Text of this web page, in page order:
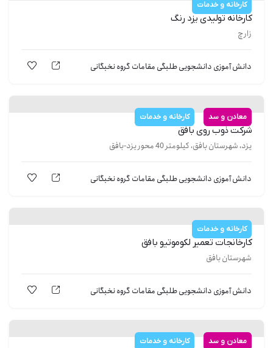
کارخانه و خدمات
كارخانه توليدی یزد رنگ
زارچ
دانش آموزیدانشجوییطلبگیمقاماتگروه نخبگانی
معادن و سد کارخانه و خدمات
شركت ذوب روی بافق
یزد، شهرستان بافق، کیلومتر 40 محور یزد-بافق
دانش آموزیدانشجوییطلبگیمقاماتگروه نخبگانی
کارخانه و خدمات
كارخانجات تعمير لكوموتيو بافق
شهرستان بافق
دانش آموزیدانشجوییطلبگیمقاماتگروه نخبگانی
معادن و سد کارخانه و خدمات